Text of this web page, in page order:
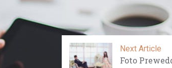
Next Article
Foto